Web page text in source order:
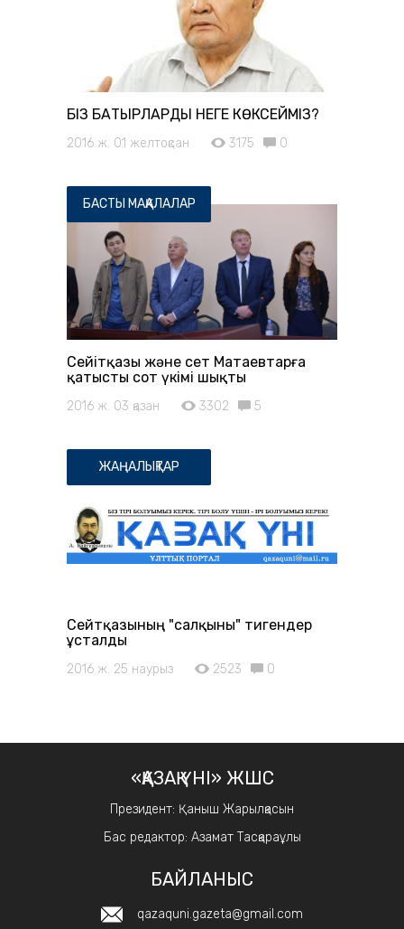
БІЗ БАТЫРЛАРДЫ НЕГЕ КӨКСЕЙМІЗ?
2016 ж. 01 желтоқсан 3175 0
БАСТЫ МАҚАЛАЛАР
Сейітқазы және Әсет Матаевтарға
қатысты сот үкімі шықты
2016 ж. 03 қазан 3302 5
ЖАҢАЛЫҚТАР
Сейтқазының "салқыны" тигендер
ұсталды
2016 ж. 25 наурыз 2523 0
«ҚАЗАҚ ҮНІ» ЖШС
Президент: Қаныш Жарылқасын
Бас редактор: Азамат Тасқараұлы
БАЙЛАНЫС
qazaquni.gazeta@gmail.com